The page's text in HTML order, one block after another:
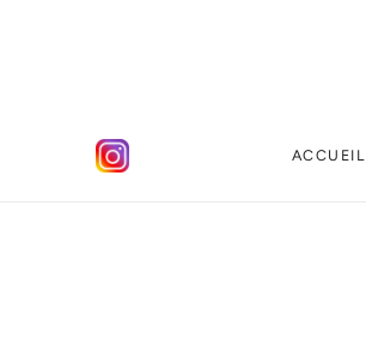
ACCUEIL